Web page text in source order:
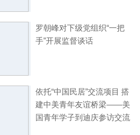
罗朝峰对下级党组织“一把
手”开展监督谈话
依托“中国民居”交流项目 搭
建中美青年友谊桥梁——美
国青年学子到迪庆参访交流